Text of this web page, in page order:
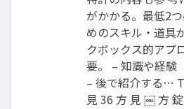
がかかる。最低2
めのスキル・道具
クボックス的アプ
要。 – 知識や経験
– 後で紹介する…
見 36 方 見 ￼ 方